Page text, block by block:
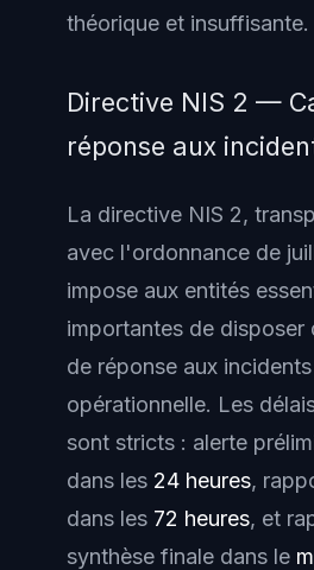
théorique et insuffisante.
Directive NIS 2 —
réponse aux
La directive NIS 2,
avec l'ordonnance de
impose aux entités
importantes de
de réponse aux
opérationnelle. Les
sont stricts : alerte
dans les 24 heures,
dans les 72 heures, et
synthèse finale dans le